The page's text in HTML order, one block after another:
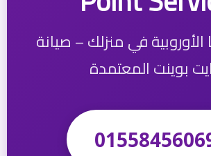
الأوروبية في منزلك – صيانة
بوينت المعتمدة